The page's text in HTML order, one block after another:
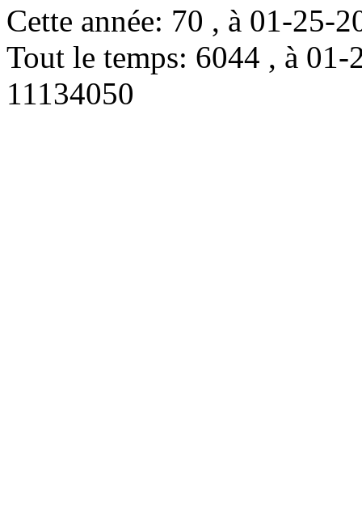
Cette année: 70 , à 01-25-
Tout le temps: 6044 , à
11134050